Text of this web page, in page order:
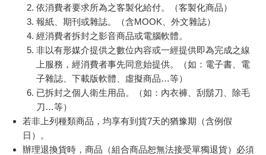
依消費者要求所為之客製化給付。（客製化商品）
報紙、期刊或雜誌。（含MOOK、外文雜誌）
經消費者拆封之影音商品或電腦軟體。
非以有形媒介提供之數位內容或一經提供即為完成之線
上服務，經消費者事先同意始提供。（如：電子書、電
子雜誌、下載版軟體、虛擬商品…等）
已拆封之個人衛生用品。（如：內衣褲、刮鬍刀、除毛
刀…等）
若非上列種類商品，均享有到貨7天的猶豫期（含例假
日）。
辦理退換貨時，商品（組合商品恕無法接受單獨退貨）必須